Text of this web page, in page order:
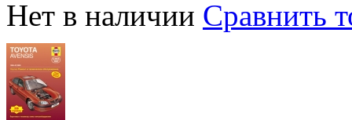
Нет в наличии Сравнить